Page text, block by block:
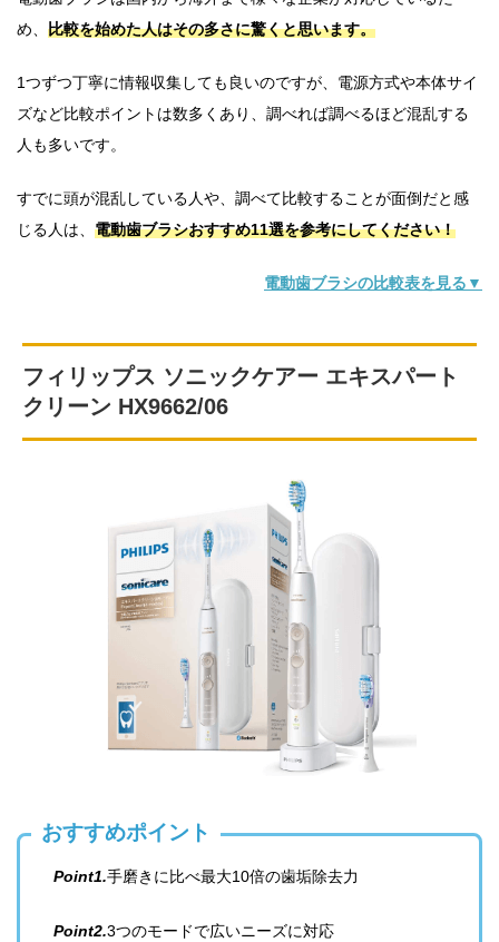
め、 比較を始めた人はその多さに驚くと思います。
1つずつ丁寧に情報収集しても良いのですが、電源方式や本体サイ
ズなど比較ポイントは数多くあり、調べれば調べるほど混乱する
人も多いです。
すでに頭が混乱している人や、調べて比較することが面倒だと感
じる人は、 電動歯ブラシおすすめ11選を参考にしてください！
電動歯ブラシの比較表を見る▼
フィリップス ソニックケアー エキスパート
クリーン HX9662/06
おすすめポイント
Point1.手磨きに比べ最大10倍の歯垢除去力
Point2.3つのモードで広いニーズに対応